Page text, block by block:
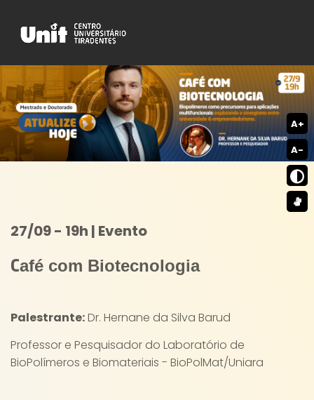
27/09 - 19h | Evento
Café com Biotecnologia
Palestrante:Dr. Hernane da Silva Barud
Professor e Pesquisador do Laboratório de
BioPolímeros e Biomateriais - BioPolMat/Uniara
A+
A-